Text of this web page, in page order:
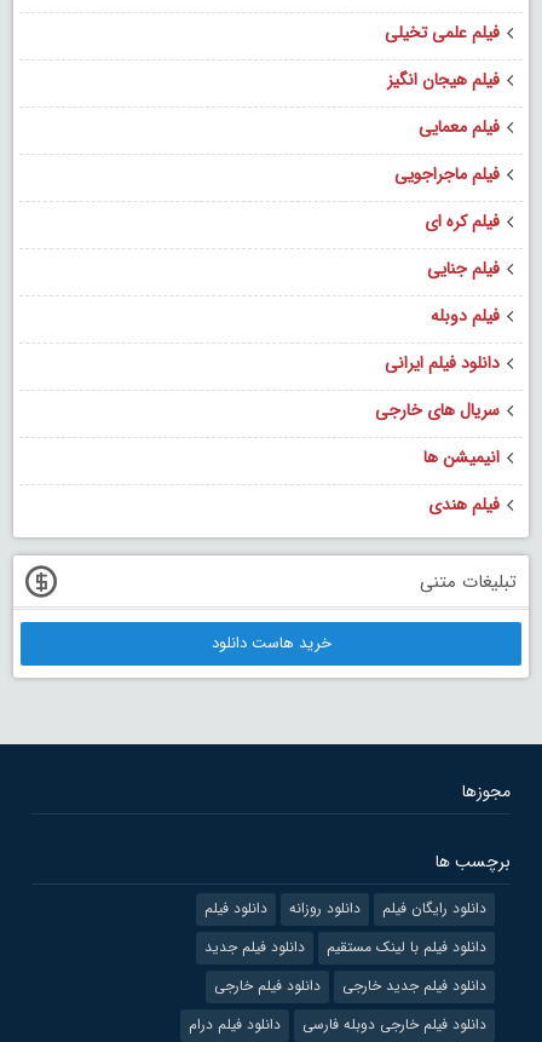
فیلم علمی تخیلی
فیلم هیجان انگیز
فیلم معمایی
فیلم ماجراجویی
فیلم کره ای
فیلم جنایی
فیلم دوبله
دانلود فیلم ایرانی
سریال های خارجی
انیمیشن ها
فیلم هندی
تبلیغات متنی
خرید هاست دانلود
مجوزها
برچسب ها
دانلود رایگان فیلم دانلود روزانه
دانلود فیلم
دانلود فیلم با لینک مستقیم
دانلود فیلم جدید
دانلود فیلم جدید خارجی
دانلود فیلم خارجی
دانلود فیلم خارجی دوبله فارسی
دانلود فیلم درام